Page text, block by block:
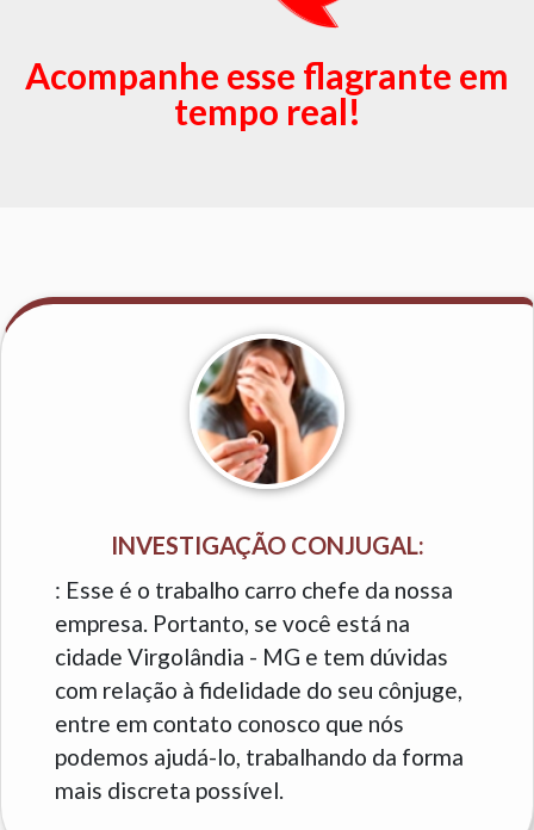
Acompanhe esse flagrante em
tempo real!
INVESTIGAÇÃO CONJUGAL:
: Esse é o trabalho carro chefe da nossa
empresa. Portanto, se você está na
cidade Virgolândia - MG e tem dúvidas
com relação à fidelidade do seu cônjuge,
entre em contato conosco que nós
podemos ajudá-lo, trabalhando da forma
mais discreta possível.